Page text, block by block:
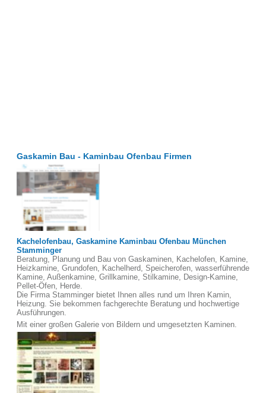
Gaskamin Bau - Kaminbau Ofenbau Firmen
Kachelofenbau, Gaskamine Kaminbau Ofenbau München
Stamminger
Beratung, Planung und Bau von Gaskaminen, Kachelofen, Kamine,
Heizkamine, Grundofen, Kachelherd, Speicherofen, wasserführende
Kamine, Außenkamine, Grillkamine, Stilkamine, Design-Kamine,
Pellet-Öfen, Herde.
Die Firma Stamminger bietet Ihnen alles rund um Ihren Kamin,
Heizung. Sie bekommen fachgerechte Beratung und hochwertige
Ausführungen.
Mit einer großen Galerie von Bildern und umgesetzten Kaminen.